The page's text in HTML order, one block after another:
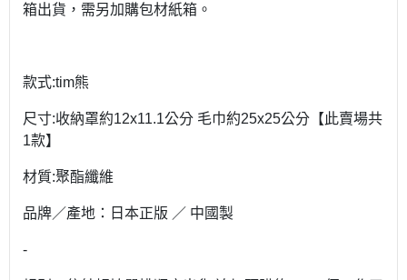
箱出貨，需另加購包材紙箱。
款式:tim熊
尺寸:收納罩約12x11.1公分 毛巾約25x25公分【此賣場共
1款】
材質:聚酯纖維
品牌／產地：日本正版 ／ 中國製
-